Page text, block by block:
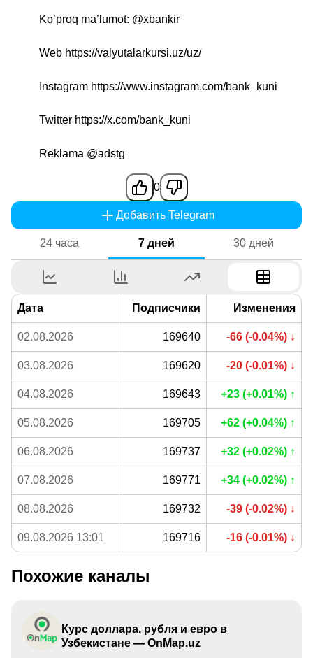
Ko’proq ma’lumot: @xbankir
Web https://valyutalarkursi.uz/uz/
Instagram https://www.instagram.com/bank_kuni
Twitter https://x.com/bank_kuni
Reklama @adstg
0
Добавить Telegram
24 часа 7 дней 30 дней
Дата Подписчики Изменения
02.08.2026 169640 -66 (-0.04%) ↓
03.08.2026 169620 -20 (-0.01%) ↓
04.08.2026 169643 +23 (+0.01%) ↑
05.08.2026 169705 +62 (+0.04%) ↑
06.08.2026 169737 +32 (+0.02%) ↑
07.08.2026 169771 +34 (+0.02%) ↑
08.08.2026 169732 -39 (-0.02%) ↓
09.08.2026 13:01 169716 -16 (-0.01%) ↓
Похожие каналы
Курс доллара, рубля и евро в
Узбекистане — OnMap.uz